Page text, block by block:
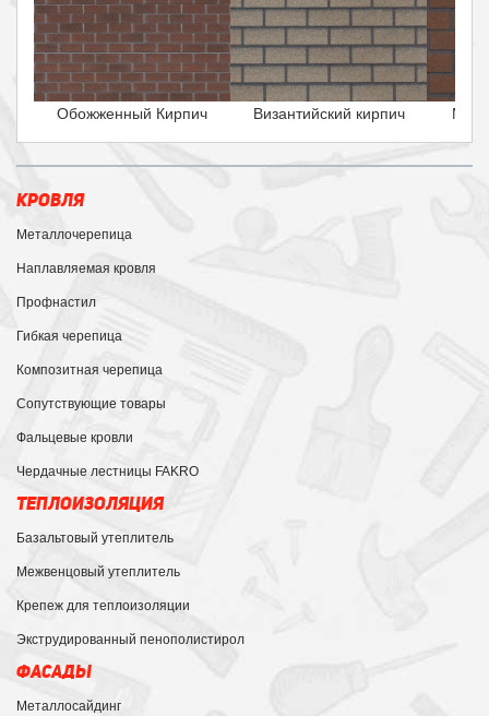
Обожженный Кирпич Византийский кирпич
КРОВЛЯ
Металлочерепица
Наплавляемая кровля
Профнастил
Гибкая черепица
Композитная черепица
Сопутствующие товары
Фальцевые кровли
Чердачные лестницы FAKRO
ТЕПЛОИЗОЛЯЦИЯ
Базальтовый утеплитель
Межвенцовый утеплитель
Крепеж для теплоизоляции
Экструдированный пенополистирол
ФАСАДЫ
Металлосайдинг